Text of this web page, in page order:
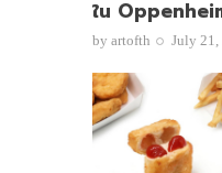
ใน
by artofth July 21,